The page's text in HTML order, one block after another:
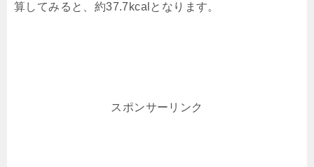
算してみると、約37.7kcalとなります。
スポンサーリンク